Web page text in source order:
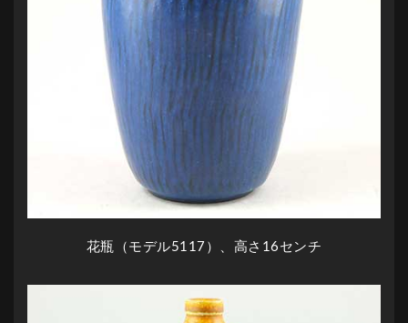
花瓶（モデル5117）、高さ16センチ